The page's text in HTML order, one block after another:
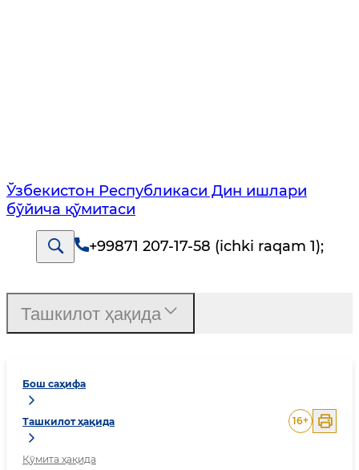
Ўзбекистон Республикаси Дин ишлари
бўйича қўмитаси
+99871 207-17-58 (ichki raqam 1);
Бош саҳифа
Ташкилот ҳақида
Қўмита ҳақида
16+
Ташкилот ҳақида